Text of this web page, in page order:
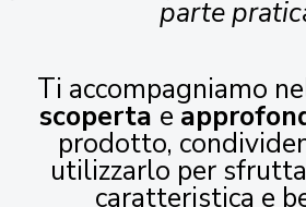
parte
Ti accompagniamo
scoperta e
prodotto,
utilizzarlo per
caratteristica e